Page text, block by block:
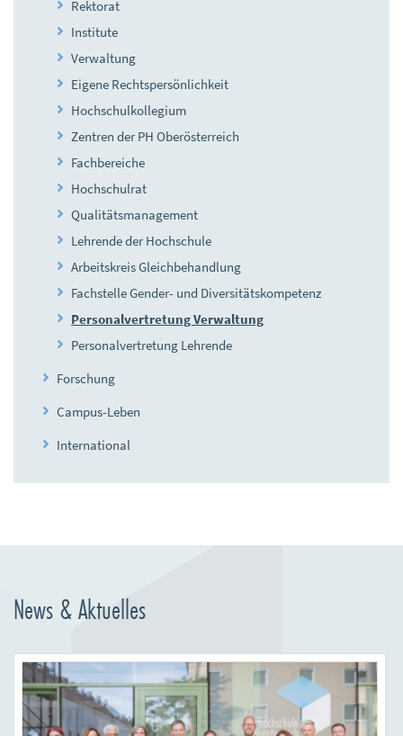
Rektorat
Institute
Verwaltung
Eigene Rechtspersönlichkeit
Hochschulkollegium
Zentren der PH Oberösterreich
Fachbereiche
Hochschulrat
Qualitätsmanagement
Lehrende der Hochschule
Arbeitskreis Gleichbehandlung
Fachstelle Gender- und Diversitätskompetenz
Personalvertretung Verwaltung
Personalvertretung Lehrende
Forschung
Campus-Leben
International
News & Aktuelles